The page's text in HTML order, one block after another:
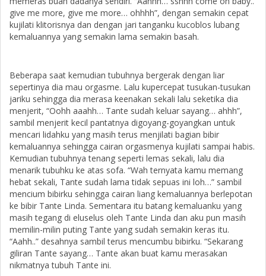
give me more, give me more… ohhhh”, dengan semakin cepat
kujilati klitorisnya dan dengan jari tanganku kucoblos lubang
kemaluannya yang semakin lama semakin basah.
Beberapa saat kemudian tubuhnya bergerak dengan liar
sepertinya dia mau orgasme. Lalu kupercepat tusukan-tusukan
jariku sehingga dia merasa keenakan sekali lalu seketika dia
menjerit, “Oohh aaahh… Tante sudah keluar sayang… ahhh”,
sambil menjerit kecil pantatnya digoyang-goyangkan untuk
mencari lidahku yang masih terus menjilati bagian bibir
kemaluannya sehingga cairan orgasmenya kujilati sampai habis.
Kemudian tubuhnya tenang seperti lemas sekali, lalu dia
menarik tubuhku ke atas sofa. “Wah ternyata kamu memang
hebat sekali, Tante sudah lama tidak sepuas ini loh…” sambil
mencium bibirku sehingga cairan liang kemaluannya berlepotan
ke bibir Tante Linda. Sementara itu batang kemaluanku yang
masih tegang di eluselus oleh Tante Linda dan aku pun masih
memilin-milin puting Tante yang sudah semakin keras itu.
“Aahh..” desahnya sambil terus mencumbu bibirku. “Sekarang
giliran Tante sayang… Tante akan buat kamu merasakan
nikmatnya tubuh Tante ini.